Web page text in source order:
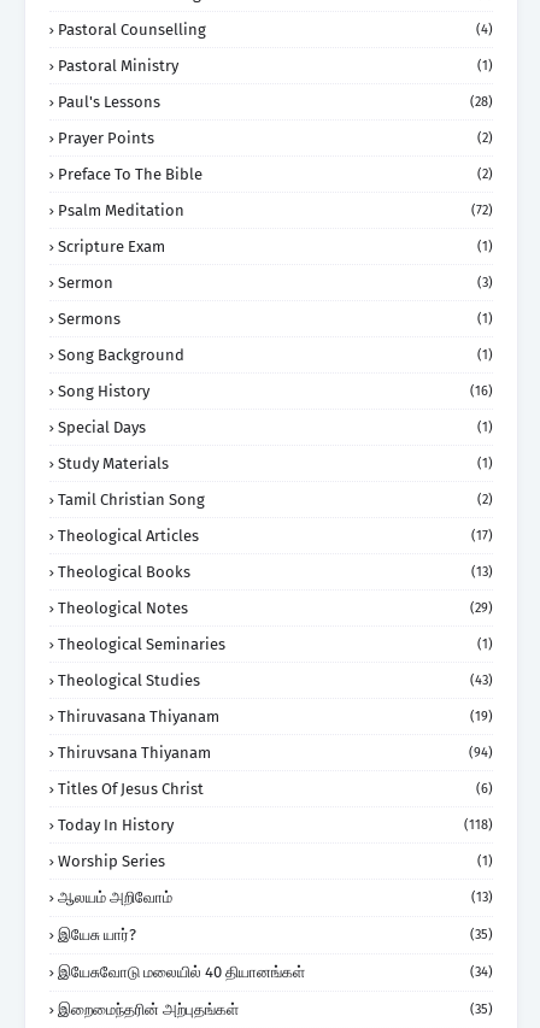
Pastoral Counselling (4)
Pastoral Ministry (1)
Paul's Lessons (28)
Prayer Points (2)
Preface To The Bible (2)
Psalm Meditation (72)
Scripture Exam (1)
Sermon (3)
Sermons (1)
Song Background (1)
Song History (16)
Special Days (1)
Study Materials (1)
Tamil Christian Song (2)
Theological Articles (17)
Theological Books (13)
Theological Notes (29)
Theological Seminaries (1)
Theological Studies (43)
Thiruvasana Thiyanam (19)
Thiruvsana Thiyanam (94)
Titles Of Jesus Christ (6)
Today In History (118)
Worship Series (1)
ஆலயம் அறிவோம் (13)
இயேசு யார்? (35)
இயேசுவோடு மலையில் 40 தியானங்கள் (34)
இறைமைந்தரின் அற்புதங்கள் (35)